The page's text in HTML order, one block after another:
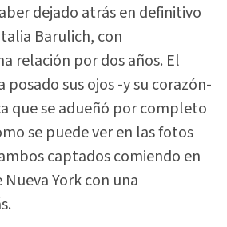
dejado atrás en definitivo
Barulich, con
relación por dos años. El
sus ojos -y su corazón-
que se adueñó por completo
se puede ver en las fotos
captados comiendo en
York con una